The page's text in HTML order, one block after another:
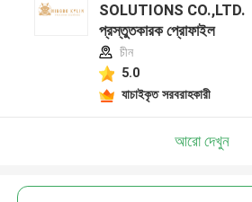
SOLUTIONS CO.,LTD.
প্রস্তুতকারক প্রোফাইল
চীন
5.0
যাচাইকৃত সরবরাহকারী
আরো দেখুন